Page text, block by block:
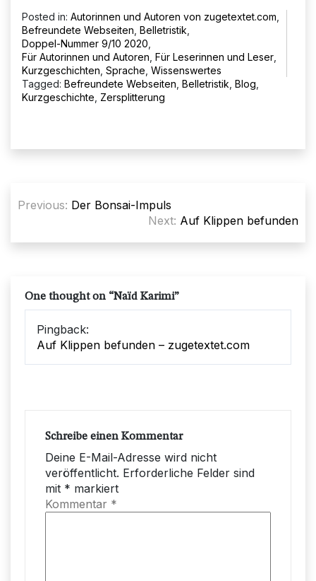
Posted in: Autorinnen und Autoren von zugetextet.com
Befreundete Webseiten Belletristik
Doppel-Nummer 9/10 2020
Für Autorinnen und Autoren Für Leserinnen und Leser
Kurzgeschichten Sprache Wissenswertes
Tagged: Befreundete Webseiten Belletristik Blog
Kurzgeschichte Zersplitterung
Previous: Der Bonsai-Impuls
Next: Auf Klippen befunden
One thought on “Naïd Karimi”
Pingback:
Auf Klippen befunden – zugetextet.com
Schreibe einen Kommentar
Deine E-Mail-Adresse wird nicht
veröffentlicht. Erforderliche Felder sind
mit * markiert
Kommentar *